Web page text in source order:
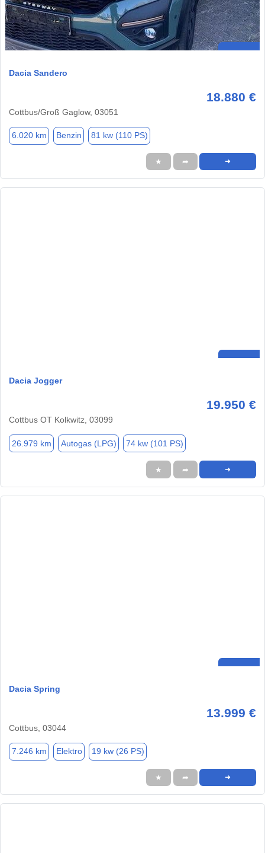
Dacia Sandero
18.880 €
Cottbus/Groß Gaglow, 03051
6.020 km Benzin 81 kw (110 PS)
★ ➦ ➜
Dacia Jogger
19.950 €
Cottbus OT Kolkwitz, 03099
26.979 km Autogas (LPG) 74 kw (101 PS)
★ ➦ ➜
Dacia Spring
13.999 €
Cottbus, 03044
7.246 km Elektro 19 kw (26 PS)
★ ➦ ➜